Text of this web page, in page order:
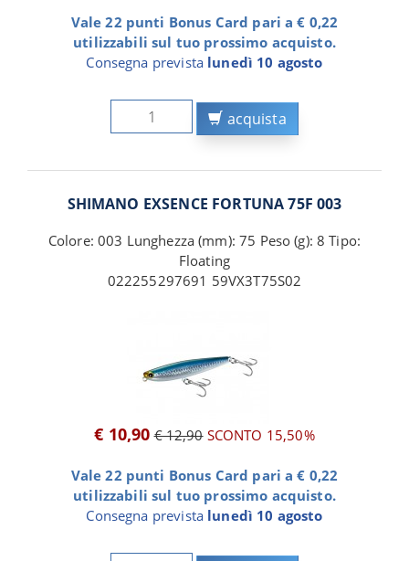
Vale 22 punti Bonus Card pari a € 0,22
utilizzabili sul tuo prossimo acquisto.
Consegna prevista lunedì 10 agosto
acquista
SHIMANO EXSENCE FORTUNA 75F 003
Colore: 003 Lunghezza (mm): 75 Peso (g): 8 Tipo:
Floating
022255297691 59VX3T75S02
€ 10,90 € 12,90SCONTO 15,50%
Vale 22 punti Bonus Card pari a € 0,22
utilizzabili sul tuo prossimo acquisto.
Consegna prevista lunedì 10 agosto